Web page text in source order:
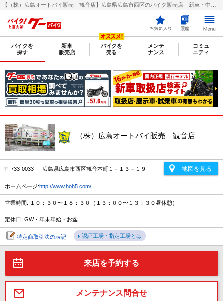
バイクを
探す
新車
販売店
バイクを
売る
メンテ
ナンス
コミュ
ニティ
（株）広島オートバイ販売 観音店
〒 733-0033 広島県広島市西区観音本町１－１３－１９ 地図を見る
ホームページ:http://www.hoh5.com/
営業時間: １０：３０〜１８：３０（１３：００〜１３：３０昼休憩）
定休日: GW・年末年始・お盆
特定商取引法の表記 認証工場・指定工場とは
来店を予約する
メンテナンス問合せ